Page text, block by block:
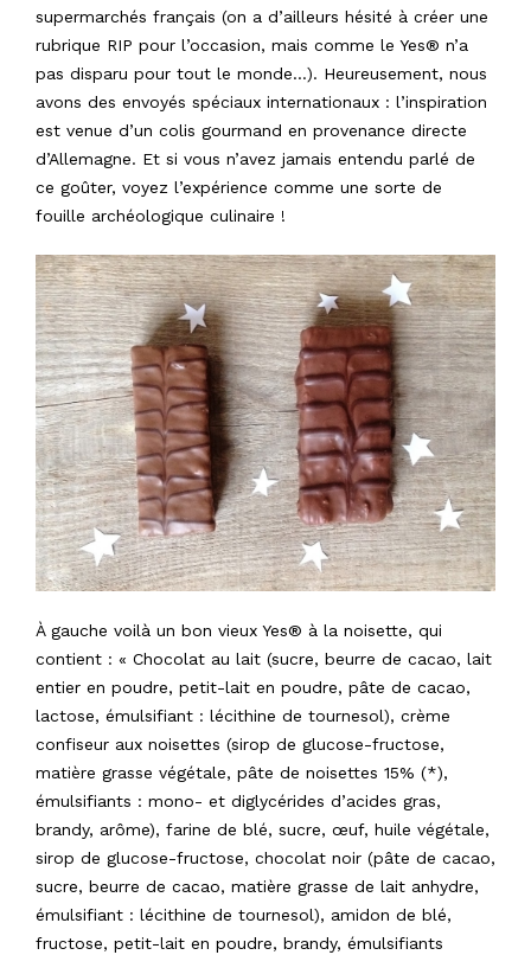
supermarchés français (on a d’ailleurs hésité à créer une
rubrique RIP pour l’occasion, mais comme le Yes® n’a
pas disparu pour tout le monde…). Heureusement, nous
avons des envoyés spéciaux internationaux : l’inspiration
est venue d’un colis gourmand en provenance directe
d’Allemagne. Et si vous n’avez jamais entendu parlé de
ce goûter, voyez l’expérience comme une sorte de
fouille archéologique culinaire !
À gauche voilà un bon vieux Yes® à la noisette, qui
contient : « Chocolat au lait (sucre, beurre de cacao, lait
entier en poudre, petit-lait en poudre, pâte de cacao,
lactose, émulsifiant : lécithine de tournesol), crème
confiseur aux noisettes (sirop de glucose-fructose,
matière grasse végétale, pâte de noisettes 15% (*),
émulsifiants : mono- et diglycérides d’acides gras,
brandy, arôme), farine de blé, sucre, œuf, huile végétale,
sirop de glucose-fructose, chocolat noir (pâte de cacao,
sucre, beurre de cacao, matière grasse de lait anhydre,
émulsifiant : lécithine de tournesol), amidon de blé,
fructose, petit-lait en poudre, brandy, émulsifiants